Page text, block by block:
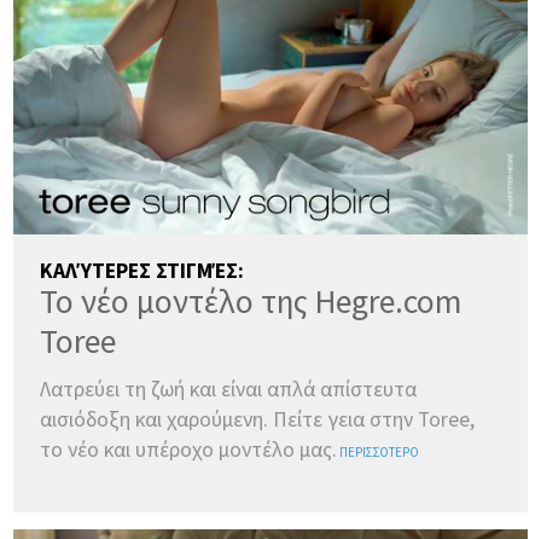
ΚΑΛΎΤΕΡΕΣ ΣΤΙΓΜΈΣ:
Το νέο μοντέλο της Hegre.com
Toree
Λατρεύει τη ζωή και είναι απλά απίστευτα
αισιόδοξη και χαρούμενη. Πείτε γεια στην Toree,
το νέο και υπέροχο μοντέλο μας. ΠΕΡΙΣΣΌΤΕΡΟ